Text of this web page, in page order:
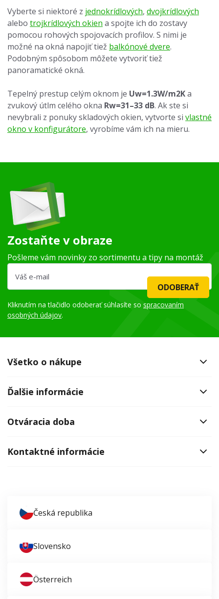
Vyberte si niektoré z jednokrídlových, dvojkrídlových
alebo trojkrídlových okien a spojte ich do zostavy
pomocou rohových spojovacích profilov. S nimi je
možné na okná napojiť tiež balkónové dvere.
Podobným spôsobom môžete vytvoriť tiež
panoramatické okná.
Tepelný prestup celým oknom je Uw=1.3W/m2Ka
zvukový útlm celého okna Rw=31–33 dB. Ak ste si
nevybrali z ponuky skladových okien, vytvorte si vlastné
okno v konfigurátore, vyrobíme vám ich na mieru.
Zostaňte v obraze
Pošleme vám novinky zo sortimentu a tipy na montáž
ODOBERAŤ
Kliknutím na tlačidlo odoberať súhlasíte so spracovaním
osobných údajov.
Všetko o nákupe
Ďalšie informácie
Otváracia doba
Kontaktné informácie
Česká republika
Slovensko
Österreich